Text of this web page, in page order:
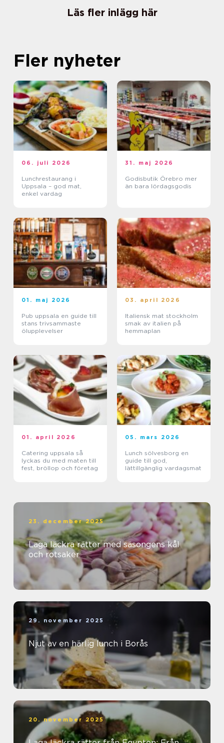
Läs fler inlägg här
Fler nyheter
06. juli 2026
Lunchrestaurang i
Uppsala – god mat,
enkel vardag
31. maj 2026
Godisbutik Örebro mer
än bara lördagsgodis
01. maj 2026
Pub uppsala en guide till
stans trivsammaste
ölupplevelser
03. april 2026
Italiensk mat stockholm
smak av italien på
hemmaplan
01. april 2026
Catering uppsala så
lyckas du med maten till
fest, bröllop och företag
05. mars 2026
Lunch sölvesborg en
guide till god,
lättillgänglig vardagsmat
23. december 2025
Laga läckra rätter med säsongens kål
och rotsaker
29. november 2025
Njut av en härlig lunch i Borås
20. november 2025